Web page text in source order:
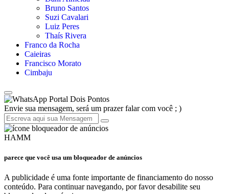
Bruno Santos
Suzi Cavalari
Luiz Peres
Thaís Rivera
Franco da Rocha
Caieiras
Francisco Morato
Cimbaju
Portal Dois Pontos
Envie sua mensagem, será um prazer falar com você ; )
HAMM
parece que você usa um bloqueador de anúncios
A publicidade é uma fonte importante de financiamento do nosso
conteúdo. Para continuar navegando, por favor desabilite seu